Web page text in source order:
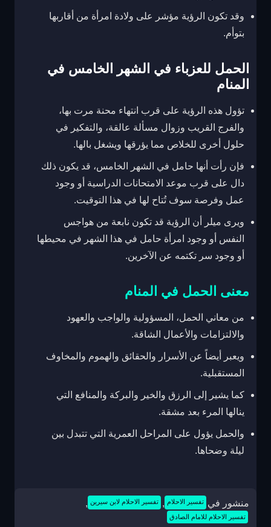
وقد تكون الرؤية مؤشر على ولادة امرأة من أقاربها
بتوأم.
الحمل للعزباء في الشهر الخامس في
المنام
تؤول هذه الرؤية على قرب انتهاء محنة مرت بها،
والفرج القريب وزوال مسألة عالقة، والتفكير في
حلول أخرى للخلاص مما يؤرقها ويشغل بالها.
فإن رأت أنها حامل في الشهر الخامس، قد يكون ذلك
دال على قرب موعد الامتحانات الدراسية أو وجود
عمل وفرصة سوف تُتاح لها في هذا التوقيت.
ويرى ميلر أن الرؤية قد تكون نابعة من هواجس
النفس أو وجود امرأة حامل في هذا الشهر في محيطها
أو وجود سر تكتمه عن الآخرين.
معنى الحمل في المنام
من معاني الحمل، المسؤولية والواجب والعهود
والالتزامات والأعمال الشاقة.
ويعبر أيضاً عن الأسرار والحقائق والهموم والمخاوف
المستقبلية.
كما يشير إلى الرزق والخير والبركة والمنافع التي
ينالها المرء بعد مشقة.
والحمل يؤول على المراحل العمرية التي تتبدل بين
ليلة وضحاها.
منشور في تفسير الاحلام , تفسير الاحلام لابن سيرين ,
تفسير الاحلام للامام الصادق